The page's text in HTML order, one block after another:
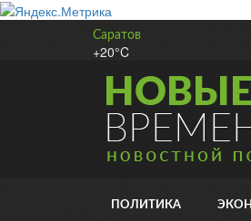
Саратов
+20°C
ПОЛИТИКА